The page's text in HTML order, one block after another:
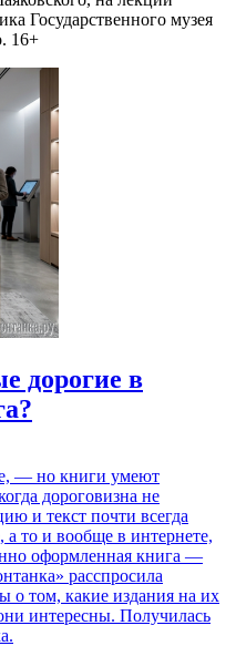
Государственного музея
16+
дорогие в
— но книги умеют
дороговизна не
и текст почти всегда
то и вообще в интернете,
оформленная книга —
расспросила
о том, какие издания на их
интересны. Получилась